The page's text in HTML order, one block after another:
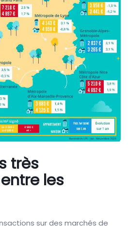
très
les
sur des marchés de